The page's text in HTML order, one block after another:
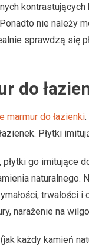
nie należy
sprawdzą się
do
marmur do łazienki
Płytki
go imitujące
naturalnego.
trwałości
narażenie na
każdy kamień